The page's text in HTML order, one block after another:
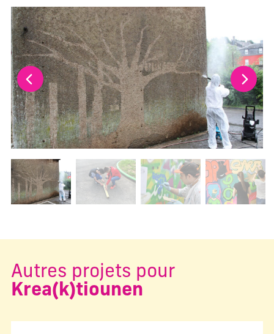
La modification de la diapositive actuelle de ce
Changer la diapositive actuelle de ce carrousel
Autres projets pour
Krea(k)tiounen